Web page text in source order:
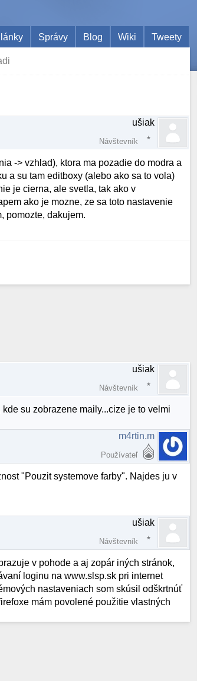
Správy Blog Wiki Tweety
ušiak
Návštevník
-> vzhlad), ktora ma pozadie do modra a
a su tam editboxy (alebo ako sa to vola)
je cierna, ale svetla, tak ako v
ako je mozne, ze sa toto nastavenie
pomozte, dakujem.
ušiak
Návštevník
su zobrazene maily...cize je to velmi
m4rtin.m
Používateľ
"Pouzit systemove farby". Najdes ju v
ušiak
Návštevník
v pohode a aj zopár iných stránok,
loginu na www.slsp.sk pri internet
nastaveniach som skúsil odškrtnúť
mám povolené použitie vlastných